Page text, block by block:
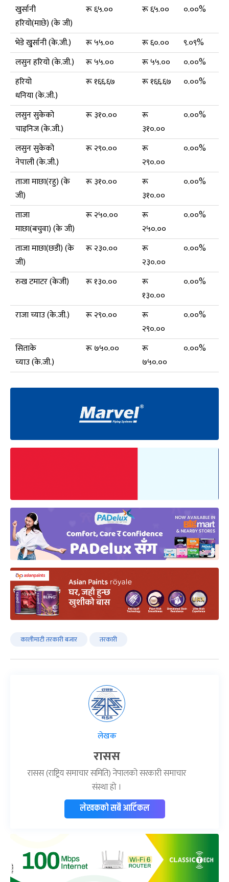
खुर्सानी
हरियो(माछे) (के जी)
रू ६५.०० रू ६५.०० ०.००%
भेडे खु्र्सानी (के.जी.) रू ५५.०० रू ६०.००
९.०९%
लसुन हरियो (के.जी.)
रू ५५.०० रू ५५.००
०.००%
हरियो
धनिया (के.जी.)
रू १६६.६७ रू १६६.६७ ०.००%
लसुन सुकेको
चाइनिज (के.जी.)
रू ३१०.००
रू
३१०.००
०.००%
लसुन सुकेको
नेपाली (के.जी.)
रू २९०.००
रू
२९०.००
०.००%
ताजा माछा(रहु) (के
जी)
रू ३१०.००
रू
३१०.००
०.००%
ताजा
माछा(बचुवा) (के जी)
रू २५०.००
रू
२५०.००
०.००%
ताजा माछा(छडी) (के
जी)
रू २३०.००
रू
२३०.००
०.००%
रुख टमाटर (केजी) रू १३०.००
रू
१३०.००
०.००%
राजा च्याउ (के.जी.) रू २९०.००
रू
२९०.००
०.००%
सिताके
च्याउ (के.जी.)
रू ७५०.००
रू
७५०.००
०.००%
कालीमाटी तरकारी बजार तरकारी
लेखक
रासस
रासस (राष्ट्रिय समाचार समिति) नेपालको सरकारी समाचार
संस्था हो ।
लेखकको सबै आर्टिकल